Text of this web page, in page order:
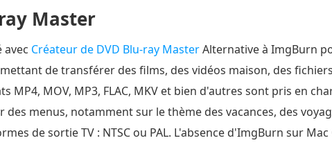
Master
avec Créateur de DVD Blu-ray MasterAlternative à ImgBurn
de transférer des films, des vidéos maison, des
MP4, MOV, MP3, FLAC, MKV et bien d'autres sont pris en
menus, notamment sur le thème des vacances, des
de sortie TV : NTSC ou PAL. L'absence d'ImgBurn sur